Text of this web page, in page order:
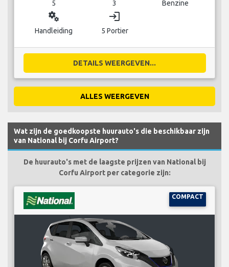
5 3 Benzine
miscellaneous_services
Handleiding
login
5 Portier
DETAILS WEERGEVEN...
ALLES WEERGEVEN
Wat zijn de goedkoopste huurauto's die beschikbaar zijn
van National bij Corfu Airport?
De huurauto's met de laagste prijzen van National bij
Corfu Airport per categorie zijn:
COMPACT